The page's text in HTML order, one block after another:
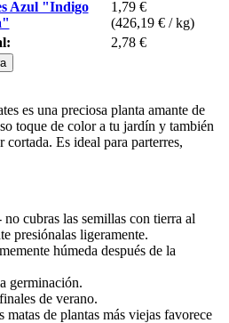
Azul "Indigo
1,79 €
(426,19 € / kg)
2,78 €
es una preciosa planta amante de
toque de color a tu jardín y también
Es ideal para parterres,
cubras las semillas con tierra al
presiónalas ligeramente.
húmeda después de la
germinación.
de verano.
de plantas más viejas favorece